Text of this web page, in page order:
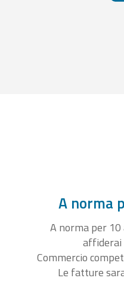
A norma
A norma per
affiderai
Commercio
Le fatture